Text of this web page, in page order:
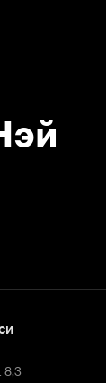
8,3